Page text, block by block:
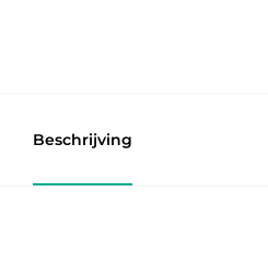
Beschrijving